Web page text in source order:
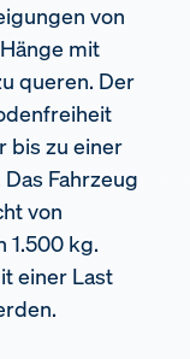
von
mit
queren. Der
bis zu einer
Fahrzeug
von
1.500 kg.
einer Last